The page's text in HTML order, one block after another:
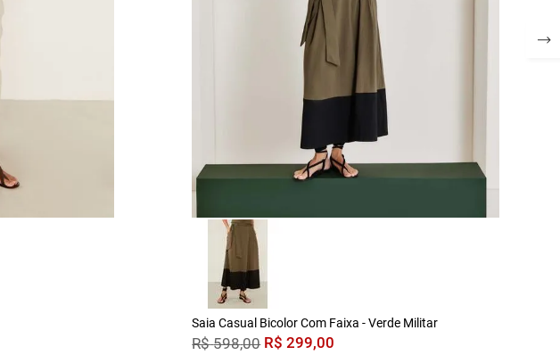
Saia Casual Bicolor Com Faixa - Verde Militar
R$ 598,00 R$ 299,00